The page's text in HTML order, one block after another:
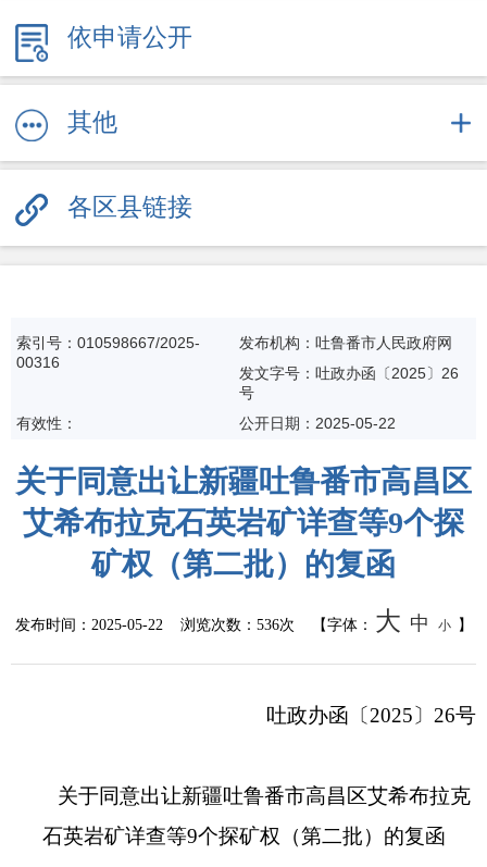
依申请公开
其他
各区县链接
索引号：010598667/2025-
00316
发布机构：吐鲁番市人民政府网
发文字号：吐政办函〔2025〕26
号
有效性：
公开日期： 2025-05-22
关于同意出让新疆吐鲁番市高昌区
艾希布拉克石英岩矿详查等9个探
矿权（第二批）的复函
发布时间： 2025-05-22浏览次数： 536次 【字体： 大 中 小 】
吐政办函〔2025〕26号
关于同意出让新疆吐鲁番市高昌区艾希布拉克
石英岩矿详查等9个探矿权（第二批）的复函